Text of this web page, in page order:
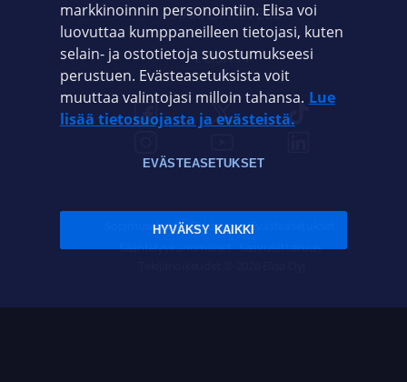
ASIAKASPALVELU
ELISA.FI
Sopimusehdot Tietosuoja Evästeasetukset
Sääntelyviranomaiset Saavutettavuus
markkinoinnin personointiin. Elisa voi
luovuttaa kumppaneilleen tietojasi, kuten
selain- ja ostotietoja suostumukseesi
perustuen. Evästeasetuksista voit
muuttaa valintojasi milloin tahansa. Lue
lisää tietosuojasta ja evästeistä.
EVÄSTEASETUKSET
HYVÄKSY KAIKKI